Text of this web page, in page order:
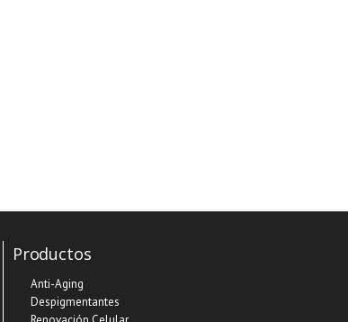
Productos
Anti-Aging
Despigmentantes